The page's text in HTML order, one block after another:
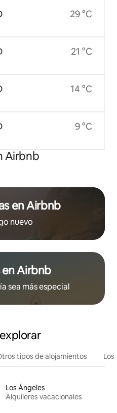
29 °C
21 °C
14 °C
9 °C
Airbnb
en Airbnb
nuevo
en Airbnb
sea más especial
tipos de alojamientos
Los Ángeles
Alquileres vacacionales